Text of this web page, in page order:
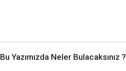
Bu Yazımızda Neler Bulacaksınız ?